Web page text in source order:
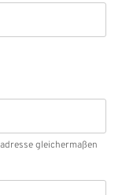
gleichermaßen